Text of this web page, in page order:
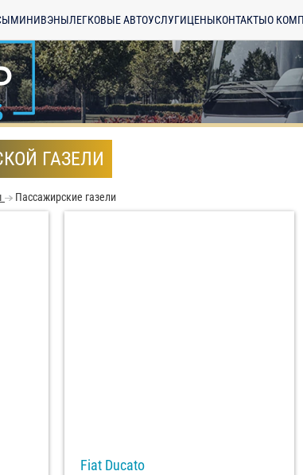
МИНИВЭНЫЛЕГКОВЫЕ АВТОУСЛУГИЦЕНЫКОНТАКТЫО
ГАЗЕЛИ
Пассажирские газели
Fiat Ducato